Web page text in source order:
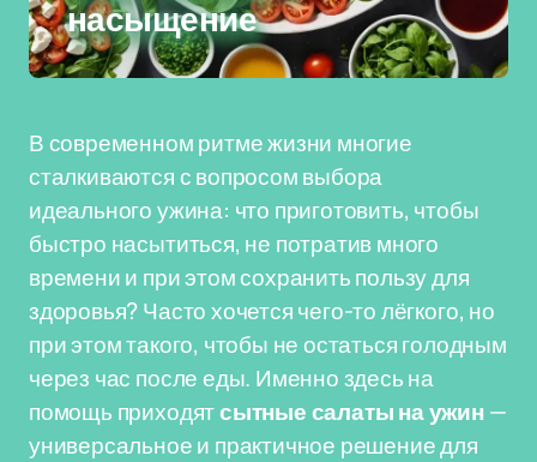
насыщение
В современном ритме жизни многие
сталкиваются с вопросом выбора
идеального ужина: что приготовить, чтобы
быстро насытиться, не потратив много
времени и при этом сохранить пользу для
здоровья? Часто хочется чего-то лёгкого, но
при этом такого, чтобы не остаться голодным
через час после еды. Именно здесь на
помощь приходятсытные салаты на ужин—
универсальное и практичное решение для